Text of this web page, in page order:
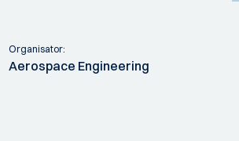
Organisator:
Aerospace Engineering